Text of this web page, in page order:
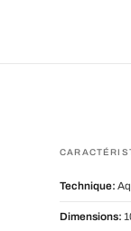
Technique:
Dimensions: